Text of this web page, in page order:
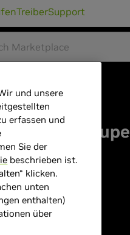
TreiberSupport
4070 Ti
und unsere
erfassen und
Sie der
beschrieben ist.
klicken.
unten
enthalten)
über